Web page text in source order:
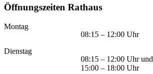
Öffnungszeiten Rathaus
Montag
08:15 – 12:00 Uhr
Dienstag
08:15 – 12:00 Uhr und
15:00 – 18:00 Uhr